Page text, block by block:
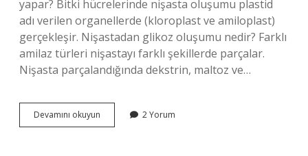
yapar? Bitki hücrelerinde nişasta oluşumu plastid
adı verilen organellerde (kloroplast ve amiloplast)
gerçekleşir. Nişastadan glikoz oluşumu nedir? Farklı
amilaz türleri nişastayı farklı şekillerde parçalar.
Nişasta parçalandığında dekstrin, maltoz ve…
Devamını okuyun Nişastadan
Glikoz
2 Yorum